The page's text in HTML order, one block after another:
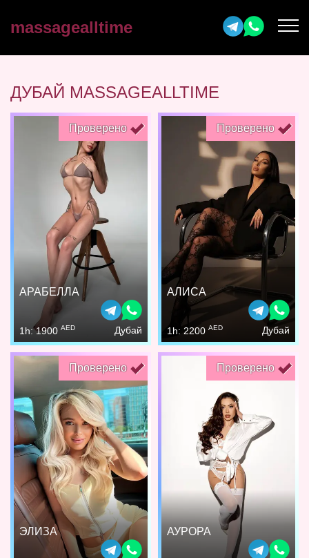
massagealltime
ДУБАЙ MASSAGEALLTIME
Проверено
АРАБЕЛЛА
1h: 1900 AED Дубай
Проверено
АЛИСА
1h: 2200 AED Дубай
Проверено
ЭЛИЗА
Проверено
АУРОРА